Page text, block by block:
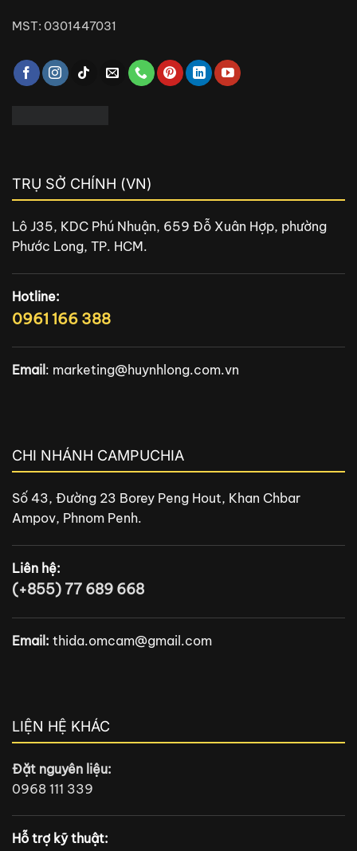
MST: 0301447031
TRỤ SỞ CHÍNH (VN)
Lô J35, KDC Phú Nhuận, 659 Đỗ Xuân Hợp, phường
Phước Long, TP. HCM.
Hotline:
0961 166 388
Email : marketing@huynhlong.com.vn
CHI NHÁNH CAMPUCHIA
Số 43, Đường 23 Borey Peng Hout, Khan Chbar
Ampov, Phnom Penh.
Liên hệ:
(+855) 77 689 668
Email: thida.omcam@gmail.com
LIỆN HỆ KHÁC
Đặt nguyên liệu:
0968 111 339
Hỗ trợ kỹ thuật: